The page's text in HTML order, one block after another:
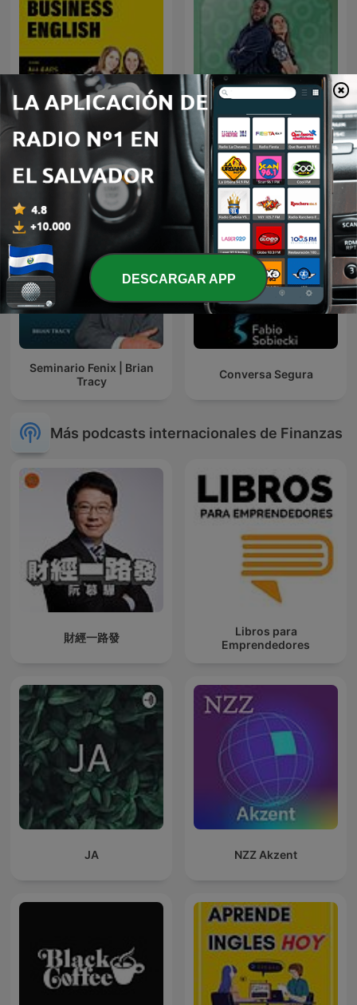
Business English from All
Ears English
Conversas do Casal by
Que Rico Casal
Seminario Fenix | Brian
Tracy
Conversa Segura
Más podcasts internacionales de Finanzas
財經一路發
Libros para
Emprendedores
JA NZZ Akzent
DESCARGAR APP